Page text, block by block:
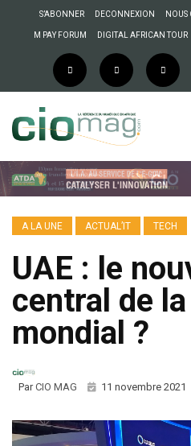
S’ABONNER DECONNEXION NOUS
M PAY FORUM DIGITAL AFRICAN TOUR
A LA UNE ACTUAL’IT TECH
UAE : le
central de
mondial ?
ParCIO MAG 11 novembre 2021